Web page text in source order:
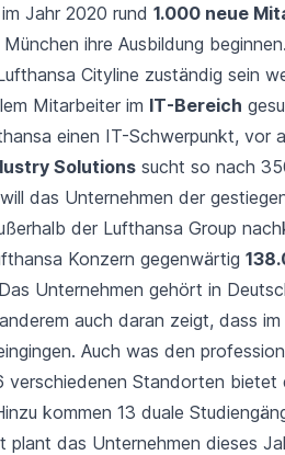
Jahr 2020 rund 1.000 neue
ihre Ausbildung
Cityline zuständig sein
Mitarbeiter im IT-Bereich
einen IT-Schwerpunkt, vor
Solutions sucht so nach
das Unternehmen der
der Lufthansa Group
Konzern gegenwärtig
Unternehmen gehört in
auch daran zeigt, dass
Auch was den
verschiedenen Standorten
kommen 13 duale
plant das Unternehmen dieses